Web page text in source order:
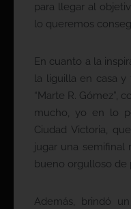
para llegar al
lo queremos
En cuanto a la
la liguilla en casa y
“Marte R. Gómez”,
mucho, yo en lo
Ciudad Victoria,
jugar una semifinal
bueno orgulloso de
Además, brindó